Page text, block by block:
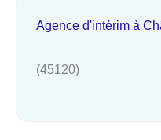
Agence d'intérim à
(45120)